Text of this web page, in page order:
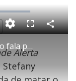
Jovem acusada de matar o tio fala pela primeira vez sobre o caso e rebate familiares
F
l
s
c
e
e
n
C
o
Alerta
Stefany